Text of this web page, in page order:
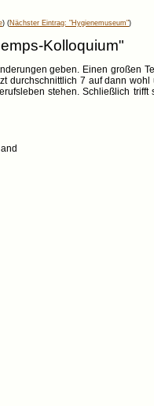
) (Nächster Eintrag: "Hygienemuseum")
Kolloquium"
geben. Einen großen
7 auf dann
stehen. Schließlich
and